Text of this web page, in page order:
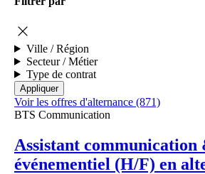
Ville / Région
Secteur / Métier
Type de contrat
Voir les offres d'alternance (871)
BTS Communication
Assistant communication
événementiel (H/F) en